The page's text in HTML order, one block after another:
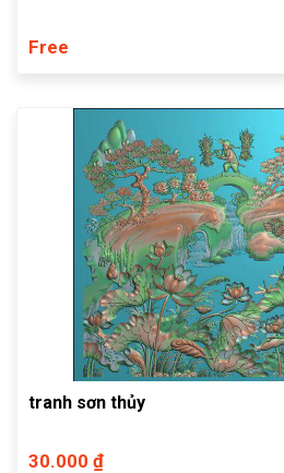
Free
tranh sơn thủy
30.000 ₫